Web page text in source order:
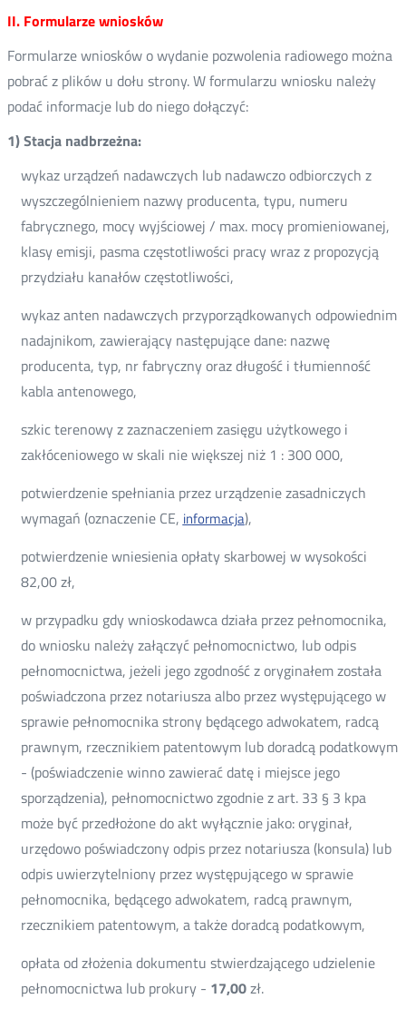
II. Formularze wniosków
Formularze wniosków o wydanie pozwolenia radiowego można
pobrać z plików u dołu strony. W formularzu wniosku należy
podać informacje lub do niego dołączyć:
1) Stacja nadbrzeżna:
wykaz urządzeń nadawczych lub nadawczo odbiorczych z
wyszczególnieniem nazwy producenta, typu, numeru
fabrycznego, mocy wyjściowej / max. mocy promieniowanej,
klasy emisji, pasma częstotliwości pracy wraz z propozycją
przydziału kanałów częstotliwości,
wykaz anten nadawczych przyporządkowanych odpowiednim
nadajnikom, zawierający następujące dane: nazwę
producenta, typ, nr fabryczny oraz długość i tłumienność
kabla antenowego,
szkic terenowy z zaznaczeniem zasięgu użytkowego i
zakłóceniowego w skali nie większej niż 1 : 300 000,
potwierdzenie spełniania przez urządzenie zasadniczych
wymagań (oznaczenie CE, informacja),
potwierdzenie wniesienia opłaty skarbowej w wysokości
82,00 zł,
w przypadku gdy wnioskodawca działa przez pełnomocnika,
do wniosku należy załączyć pełnomocnictwo, lub odpis
pełnomocnictwa, jeżeli jego zgodność z oryginałem została
poświadczona przez notariusza albo przez występującego w
sprawie pełnomocnika strony będącego adwokatem, radcą
prawnym, rzecznikiem patentowym lub doradcą podatkowym
- (poświadczenie winno zawierać datę i miejsce jego
sporządzenia), pełnomocnictwo zgodnie z art. 33 § 3 kpa
może być przedłożone do akt wyłącznie jako: oryginał,
urzędowo poświadczony odpis przez notariusza (konsula) lub
odpis uwierzytelniony przez występującego w sprawie
pełnomocnika, będącego adwokatem, radcą prawnym,
rzecznikiem patentowym, a także doradcą podatkowym,
opłata od złożenia dokumentu stwierdzającego udzielenie
pełnomocnictwa lub prokury - 17,00zł.